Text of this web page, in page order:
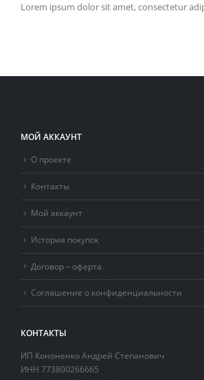
Lorem ipsum dolor sit amet, consectetur
МОЙ АККАУНТ
О проекте
Контакты
Мой аккаунт
История покупок
Договор – оферта
Соглашение о конфиденциальности
КОНТАКТЫ
ИП Кононенко Андрей Степанович
ИНН 773800266665